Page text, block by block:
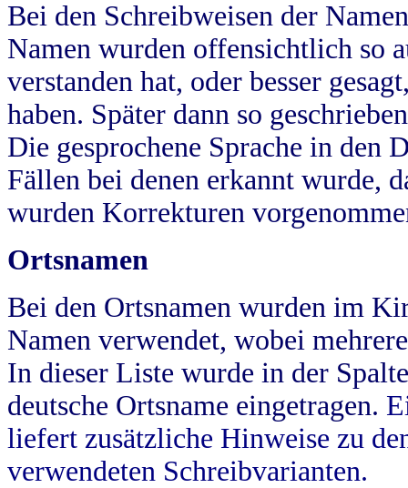
Bei den Schreibweisen der
Namen wurden offensichtlich so
verstanden hat, oder besser
haben. Später dann so
Die gesprochene Sprache in
Fällen bei denen erkannt wurde,
wurden Korrekturen
Ortsnamen
Bei den Ortsnamen wurden im
Namen verwendet, wobei
In dieser Liste wurde in der
deutsche Ortsname eingetragen.
liefert zusätzliche Hinweise zu
verwendeten Schreibvarianten.